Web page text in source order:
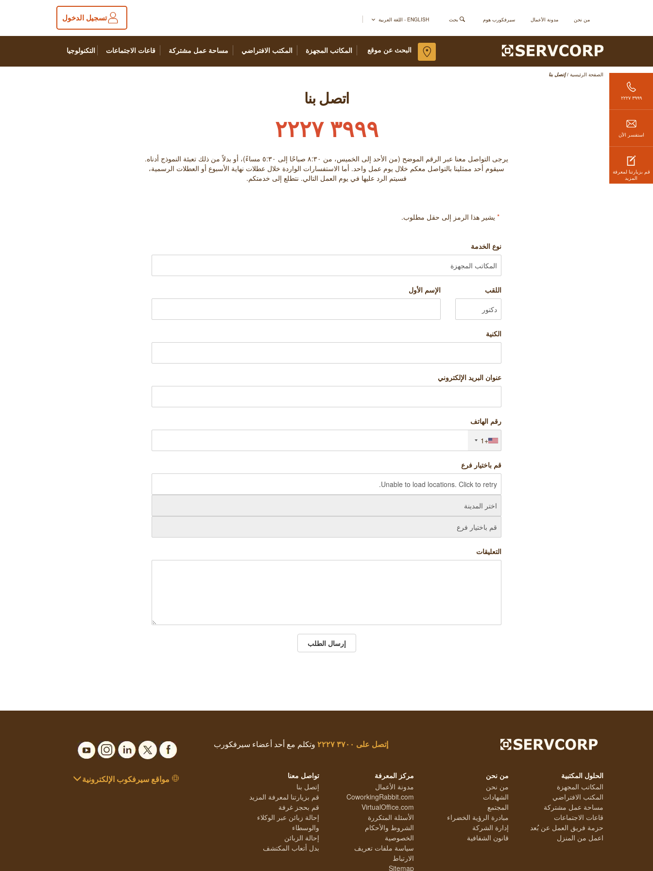
من نحن مدونة الأعمال سيرفكورب هوم بحث ENGLISH - اللغة العربية تسجيل الدخول
المكاتب المجهزة المكتب الافتراضي مساحة عمل مشتركة قاعات الاجتماعات التكنولوجيا البحث عن موقع
٣٩٩٩ ٢٢٢٧
استفسر الأن
قم بزيارتنا لمعرفة
المزيد
الصفحة الرئيسية / إتصل بنا
اتصل بنا
٣٩٩٩ ٢٢٢٧
يرجى التواصل معنا عبر الرقم الموضح (من الأحد إلى الخميس، من ٨:۳۰ صباحًا إلى ٥:۳۰ مساءً)، أو بدلاً من ذلك تعبئة النموذج أدناه.
سيقوم أحد ممثلينا بالتواصل معكم خلال يوم عمل واحد. أما الاستفسارات الواردة خلال عطلات نهاية الأسبوع أو العطلات الرسمية،
فسيتم الرد عليها في يوم العمل التالي. نتطلع إلى خدمتكم.
* يشير هذا الرمز إلى حقل مطلوب.
نوع الخدمة
اللقب الإسم الأول
الكنية
عنوان البريد الإلكتروني
رقم الهاتف
+1
قم باختيار فرع
التعليقات
إرسال الطلب
إتصل على ٣٧٠٠ ٢٢٢٧ وتكلم مع أحد أعضاء سيرفكورب
الحلول المكتبية
المكاتب المجهزة
المكتب الافتراضي
مساحة عمل مشتركة
قاعات الاجتماعات
حزمة فريق العمل عن بُعد
اعمل من المنزل
من نحن
من نحن
الشهادات
المجتمع
مبادرة الرؤية الخضراء
إدارة الشركة
قانون الشفافية
مركز المعرفة
مدونة الأعمال
CoworkingRabbit.com
VirtualOffice.com
الأسئلة المتكررة
الشروط والأحكام
الخصوصية
سياسة ملفات تعريف
الارتباط
Sitemap
تواصل معنا
إتصل بنا
قم بزيارتنا لمعرفة المزيد
قم بحجز غرفة
إحالة زبائن عبر الوكلاء
والوسطاء
إحالة الزبائن
بدل أتعاب المكتشف
مواقع سيرفكوب الإلكترونية